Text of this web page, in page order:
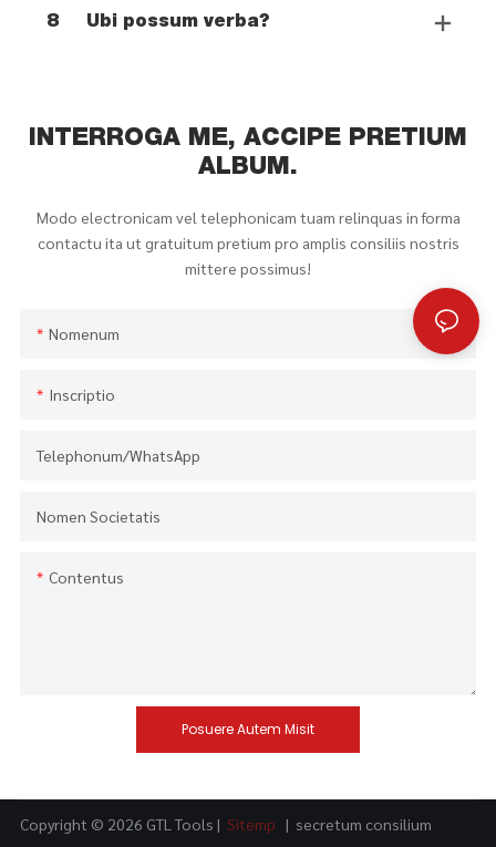
8 Ubi possum verba?
INTERROGA ME, ACCIPE PRETIUM
ALBUM.
Modo electronicam vel telephonicam tuam relinquas in forma
contactu ita ut gratuitum pretium pro amplis consiliis nostris
mittere possimus!
Nomenum
Inscriptio
Telephonum/WhatsApp
Nomen Societatis
Contentus
Posuere Autem Misit
Copyright © 2026 GTL Tools | Sitemp | secretum consilium